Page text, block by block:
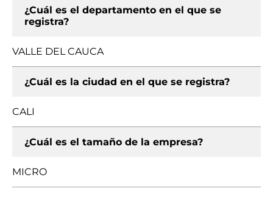
¿Cuál es el departamento en el que se
registra?
VALLE DEL CAUCA
¿Cuál es la ciudad en el que se registra?
CALI
¿Cuál es el tamaño de la empresa?
MICRO